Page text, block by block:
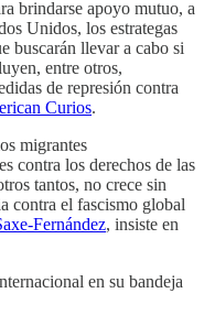
brindarse apoyo mutuo, a
Unidos, los estrategas
buscarán llevar a cabo si
entre otros,
de represión contra
Curios.
migrantes
contra los derechos de las
tantos, no crece sin
contra el fascismo global
Fernández, insiste en
en su bandeja